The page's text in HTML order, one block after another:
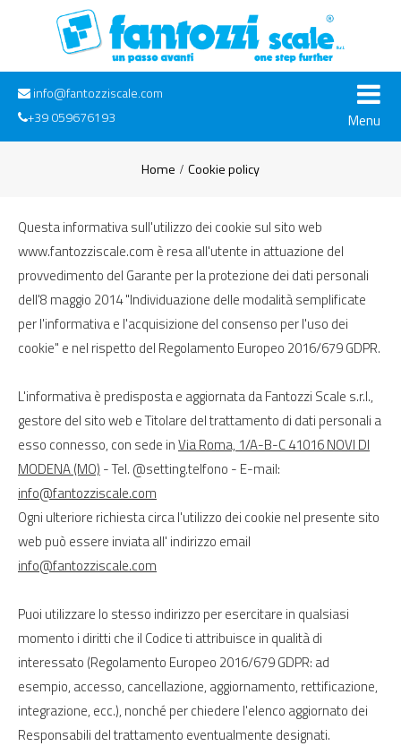
info@fantozziscale.com
+39 059676193
Menu
Home Cookie policy
Questa informativa sull'utilizzo dei cookie sul sito web
www.fantozziscale.com è resa all'utente in attuazione del
provvedimento del Garante per la protezione dei dati personali
dell'8 maggio 2014 "Individuazione delle modalità semplificate
per l'informativa e l'acquisizione del consenso per l'uso dei
cookie" e nel rispetto del Regolamento Europeo 2016/679 GDPR.
L'informativa è predisposta e aggiornata da Fantozzi Scale s.r.l.,
gestore del sito web e Titolare del trattamento di dati personali a
esso connesso, con sede inVia Roma, 1/A-B-C 41016 NOVI DI
MODENA (MO) - Tel. @setting.telfono - E-mail:
info@fantozziscale.com
Ogni ulteriore richiesta circa l'utilizzo dei cookie nel presente sito
web può essere inviata all' indirizzo email
info@fantozziscale.com
Puoi utilizzare lo stesso indirizzo per esercitare in qualsiasi
momento i diritti che il Codice ti attribuisce in qualità di
interessato (Regolamento Europeo 2016/679 GDPR: ad
esempio, accesso, cancellazione, aggiornamento, rettificazione,
integrazione, ecc.), nonché per chiedere l'elenco aggiornato dei
Responsabili del trattamento eventualmente designati.